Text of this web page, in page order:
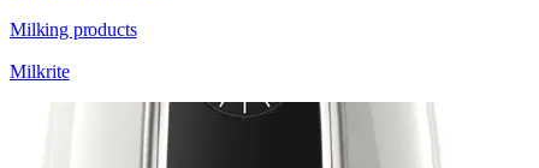
Milking products
Milkrite